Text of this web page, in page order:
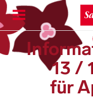
Toggle
navigation
13 /
für